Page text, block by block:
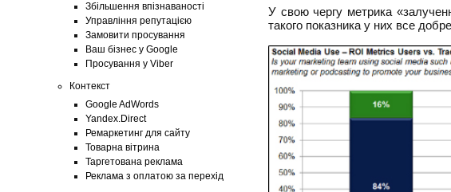
Збільшення впізнаваності
Управління репутацією
Замовити просування
Ваш бізнес у Google
Просування у Viber
Контекст
Google AdWords
Yandex.Direct
Ремаркетинг для сайту
Товарна вітрина
Таргетована реклама
Реклама з оплатою за перехід
У свою чергу метрика
такого показника у них все